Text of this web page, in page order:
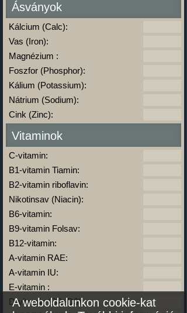
Ásványok
Kálcium (Calc):
Vas (Iron):
Magnézium :
Foszfor (Phosphor):
Kálium (Potassium):
Nátrium (Sodium):
Cink (Zinc):
Vitaminok
C-vitamin:
B1-vitamin Tiamin:
B2-vitamin riboflavin:
Nikotinsav (Niacin):
B6-vitamin:
B9-vitamin Folsav:
B12-vitamin:
A-vitamin RAE:
A-vitamin IU:
E-vitamin :
D-vitamin (D2+D3):
A weboldalunkon cookie-kat